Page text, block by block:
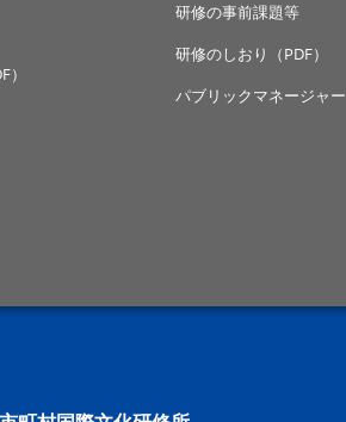
研修の事前課題等
研修のしおり（PDF）
パブリックマネージャー